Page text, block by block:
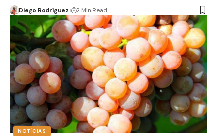
Diego Rodríguez 2 Min Read
NOTÍCIAS